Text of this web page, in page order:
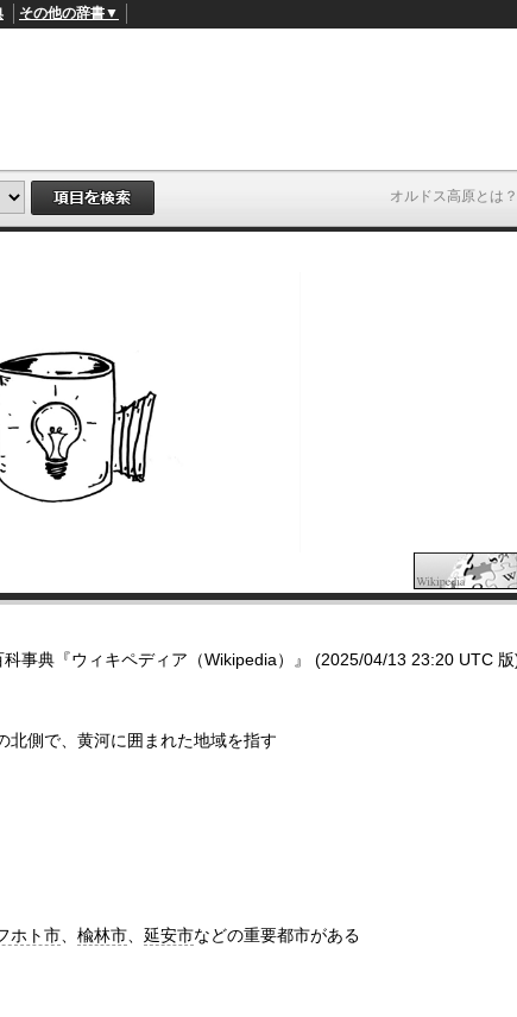
オルドス高原とは
その他の辞書▼
事典『ウィキペディア（Wikipedia）』 (2025/04/13 23:20 UTC 版
北側で、黄河に囲まれた地域を指す
ホト市、 楡林市、 延安市などの重要都市がある